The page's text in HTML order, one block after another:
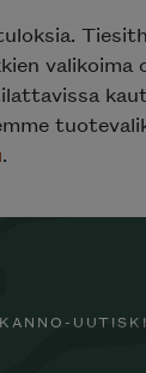
valikoima
.